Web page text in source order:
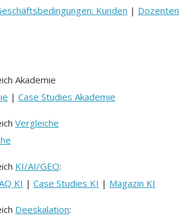
Kunden | Dozenten
Akademie
| Case Studies Akademie
Vergleiche
KI/AI/GEO:
KI | Case Studies KI | Magazin KI
Deeskalation: